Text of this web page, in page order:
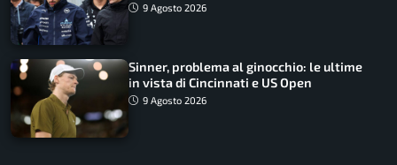
9 Agosto 2026
Sinner, problema al ginocchio: le ultime
in vista di Cincinnati e US Open
9 Agosto 2026